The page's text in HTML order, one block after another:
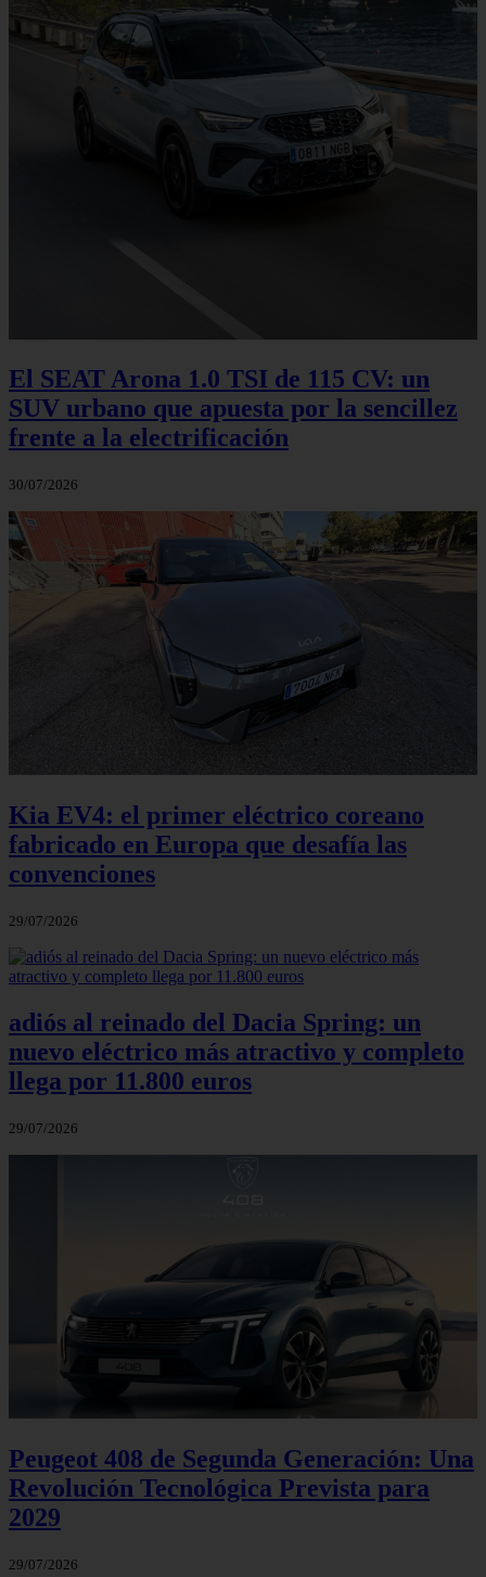
El SEAT Arona 1.0 TSI de 115 CV: un
SUV urbano que apuesta por la sencillez
frente a la electrificación
30/07/2026
Kia EV4: el primer eléctrico coreano
fabricado en Europa que desafía las
convenciones
29/07/2026
adiós al reinado del Dacia Spring: un
nuevo eléctrico más atractivo y completo
llega por 11.800 euros
29/07/2026
Peugeot 408 de Segunda Generación: Una
Revolución Tecnológica Prevista para
2029
29/07/2026